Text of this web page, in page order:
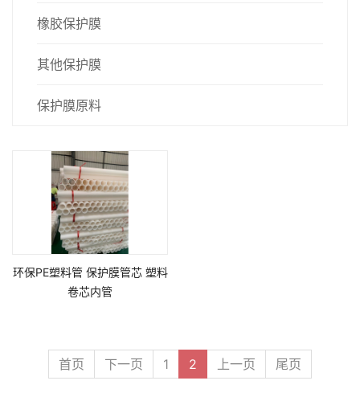
橡胶保护膜
其他保护膜
保护膜原料
环保PE塑料管 保护膜管芯 塑料
卷芯内管
首页 下一页 1 2 上一页 尾页